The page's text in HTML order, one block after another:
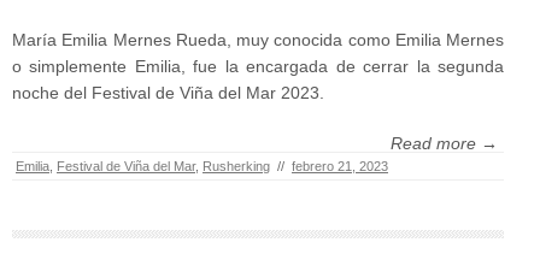
María Emilia Mernes Rueda, muy conocida como Emilia Mernes
o simplemente Emilia, fue la encargada de cerrar la segunda
noche del Festival de Viña del Mar 2023.
Read more →
Emilia Festival de Viña del Mar, Rusherking // febrero 21, 2023